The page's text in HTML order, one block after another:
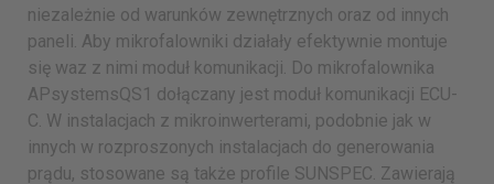
niezależnie od warunków zewnętrznych oraz od innych
paneli. Aby mikrofalowniki działały efektywnie montuje
się waz z nimi moduł komunikacji. Do mikrofalownika
APsystemsQS1 dołączany jest moduł komunikacji ECU-
C. W instalacjach z mikroinwerterami, podobnie jak w
innych w rozproszonych instalacjach do generowania
prądu, stosowane są także profile SUNSPEC. Zawierają